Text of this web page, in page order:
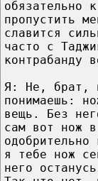
обязательно
пропустить
славится
часто с
контрабанду
Я: Не, брат,
понимаешь:
вещь. Без
сам вот нож
я тебе нож
него